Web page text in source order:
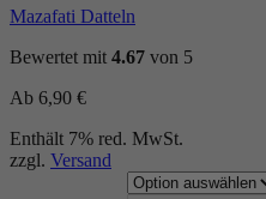
Mazafati Datteln
Bewertet mit 4.67 von 5
Ab 6,90 €
Enthält 7% red. MwSt.
zzgl. Versand